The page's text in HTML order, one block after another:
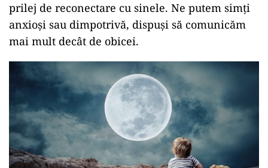
prilej de reconectare cu sinele. Ne putem simți
anxioși sau dimpotrivă, dispuși să comunicăm
mai mult decât de obicei.